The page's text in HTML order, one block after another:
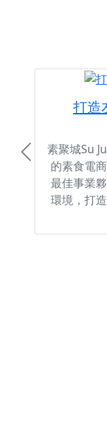
打造
素聚城Su
的素食電
最佳事業
環境，打
Previous